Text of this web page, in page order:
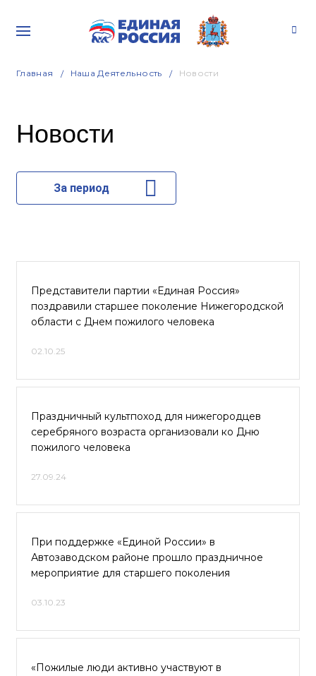
Главная Наша Деятельность Новости
Новости
За период
Представители партии «Единая Россия»
поздравили старшее поколение Нижегородской
области с Днем пожилого человека
02.10.25
Праздничный культпоход для нижегородцев
серебряного возраста организовали ко Дню
пожилого человека
27.09.24
При поддержке «Единой России» в
Автозаводском районе прошло праздничное
мероприятие для старшего поколения
03.10.23
«Пожилые люди активно участвуют в